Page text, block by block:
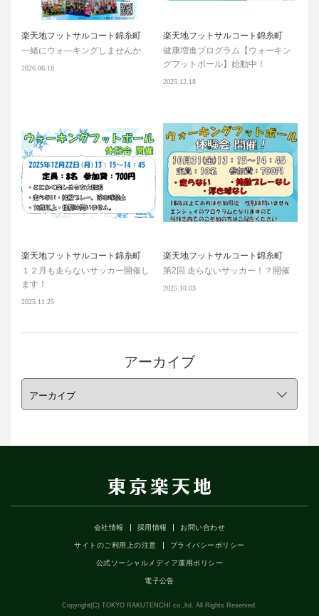
楽天地フットサルコート錦糸町
一緒にウォ―キングしませんか
2026.06.18
楽天地フットサルコート錦糸町
健康増進プログラム【ウォーキン
グフットボール】始動中！
2025.12.18
楽天地フットサルコート錦糸町
１２月も走らないサッカー開催し
ます！
2025.11.25
楽天地フットサルコート錦糸町
第2回 走らないサッカー！？開催
2025.10.03
アーカイブ
会社情報 採用情報 お問い合わせ
サイトのご利用上の注意 プライバシーポリシー
公式ソーシャルメディア運用ポリシー
電子公告
Copyright(C) TOKYO RAKUTENCHI co.,ltd. All Rights Reserved.